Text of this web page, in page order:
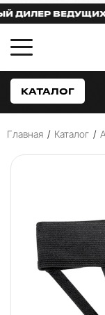
ВЕДУЩИХ
КАТАЛОГ
Главная / Каталог /